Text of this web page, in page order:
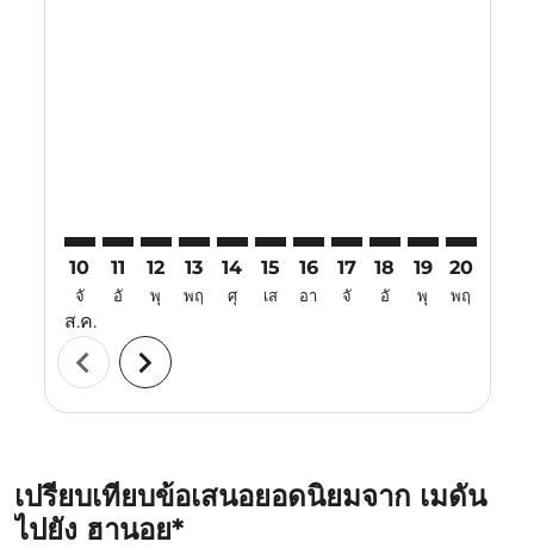
10
จั
ส.ค.
11
อั
12
พุ
13
พฤ
14
ศุ
15
เส
16
อา
17
จั
18
อั
19
พุ
20
พฤ
chevron_left chevron_right
เปรียบเทียบข้อเสนอยอดนิยมจาก เมดัน
ไปยัง ฮานอย*